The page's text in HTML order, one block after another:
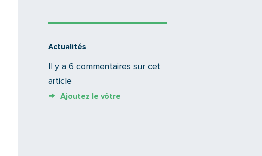
Actualités
Il y a 6 commentaires sur cet
article
Ajoutez le vôtre